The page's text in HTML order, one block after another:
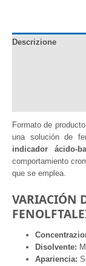
quantità
Descrizione
Formato de
una solución de
indicador ácido-
comportamiento
que se emplea.
VARIACIÓN
Disolvente:
Apariencia: